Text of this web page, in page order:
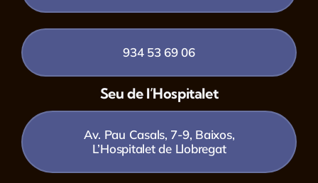
934 53 69 06
Seu de l’Hospitalet
Av. Pau Casals, 7-9, Baixos,
L’Hospitalet de Llobregat